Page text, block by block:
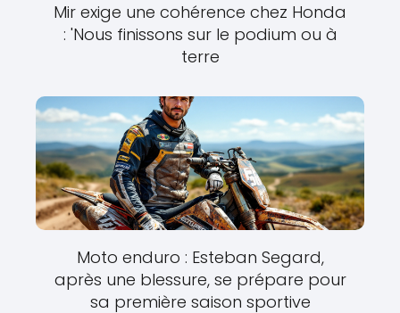
Mir exige une cohérence chez Honda
: 'Nous finissons sur le podium ou à
terre
Moto enduro : Esteban Segard,
après une blessure, se prépare pour
sa première saison sportive